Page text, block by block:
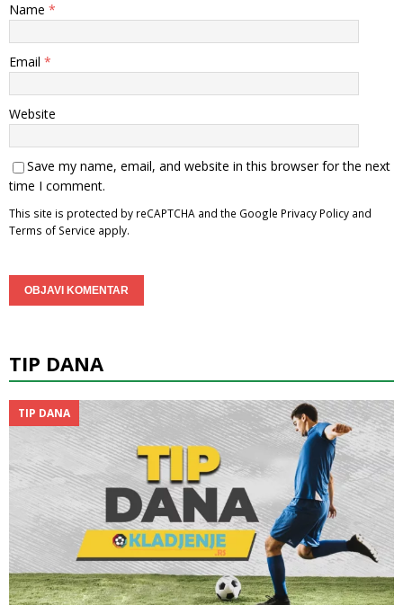
Name *
Email *
Website
Save my name, email, and website in this browser for the next
time I comment.
This site is protected by reCAPTCHA and the Google Privacy Policy and
Terms of Service apply.
TIP DANA
TIP DANA